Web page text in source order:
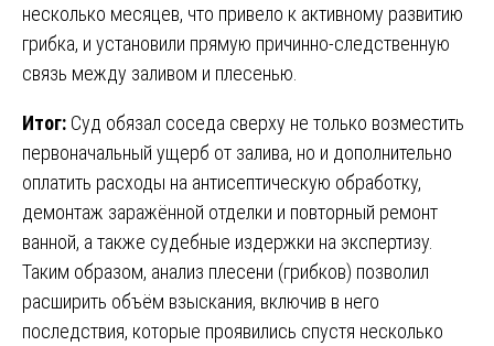
несколько месяцев, что привело к активному развитию
грибка, и установили прямую причинно-следственную
связь между заливом и плесенью.
Итог: Суд обязал соседа сверху не только возместить
первоначальный ущерб от залива, но и дополнительно
оплатить расходы на антисептическую обработку,
демонтаж заражённой отделки и повторный ремонт
ванной, а также судебные издержки на экспертизу.
Таким образом, анализ плесени (грибков) позволил
расширить объём взыскания, включив в него
последствия, которые проявились спустя несколько